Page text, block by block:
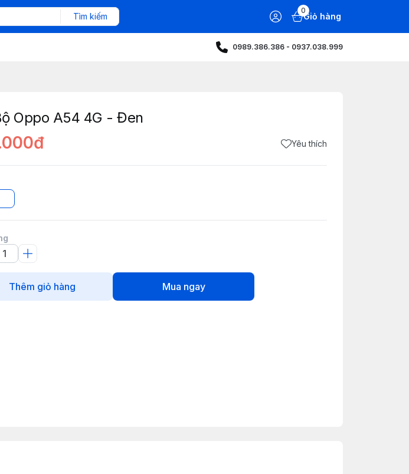
Tìm kiếm
0
Giỏ hàng
0989.386.386 - 0937.038.999
Oppo A54 4G - Đen
Yêu thích
Thêm giỏ hàng Mua ngay